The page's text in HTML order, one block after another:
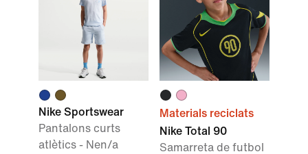
Nike Sportswear
Pantalons curts
atlètics - Nen/a
Materials reciclats
Nike Total 90
Samarreta de futbol